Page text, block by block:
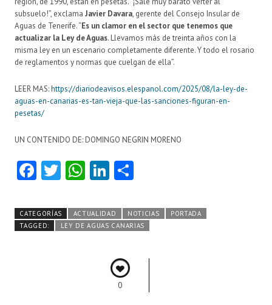
subsuelo!”, exclama Javier Davara, gerente del Consejo Insular de
Aguas de Tenerife. “Es un clamor en el sector que tenemos que
actualizar la Ley de Aguas. Llevamos más de treinta años con la
misma ley en un escenario completamente diferente. Y todo el rosario
de reglamentos y normas que cuelgan de ella”.
LEER MAS:https://diariodeavisos.elespanol.com/2025/08/la-ley-de-
aguas-en-canarias-es-tan-vieja-que-las-sanciones-figuran-en-
pesetas/
UN CONTENIDO DE: DOMINGO NEGRIN MORENO
Fa
b
o
T
itt
er
W
ts
A
Li
e
dI
m
pa
CATEGORÍAS ACTUALIDAD NOTICIAS
PORTADA
TAGGED:
LEY DE AGUAS CANARIAS
0